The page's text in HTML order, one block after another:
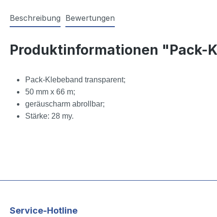
Beschreibung Bewertungen
Produktinformationen "Pack-
Pack-Klebeband transparent;
50 mm x 66 m;
geräuscharm abrollbar;
Stärke: 28 my.
Service-Hotline